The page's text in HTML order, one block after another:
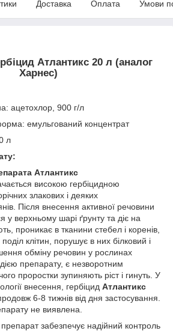
Доставка Оплата Умови
Атлантикс 20 л (аналог
Харнес)
ацетохлор, 900 г/л
емульгований концентрат
л
Атлантикс
високою гербіцидною
злакових і деяких
Після внесення активної речовини
у верхньому шарі ґрунту та діє на
проникає в тканини стебел і коренів,
поділ клітин, порушує в них білковий і
обміну речовин у рослинах
препарату, є незворотним
проростки зупиняють ріст і гинуть. У
внесення, гербіцид Атлантикс
6-8 тижнів від дня застосування.
не виявлена.
забезпечує надійний контроль